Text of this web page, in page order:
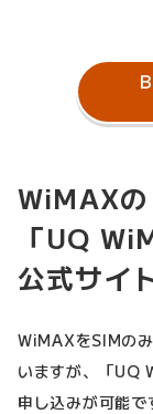
WiMAX
「UQ
公式サイ
WiMAXをSIMの
いますが、「UQ
申し込みが可能